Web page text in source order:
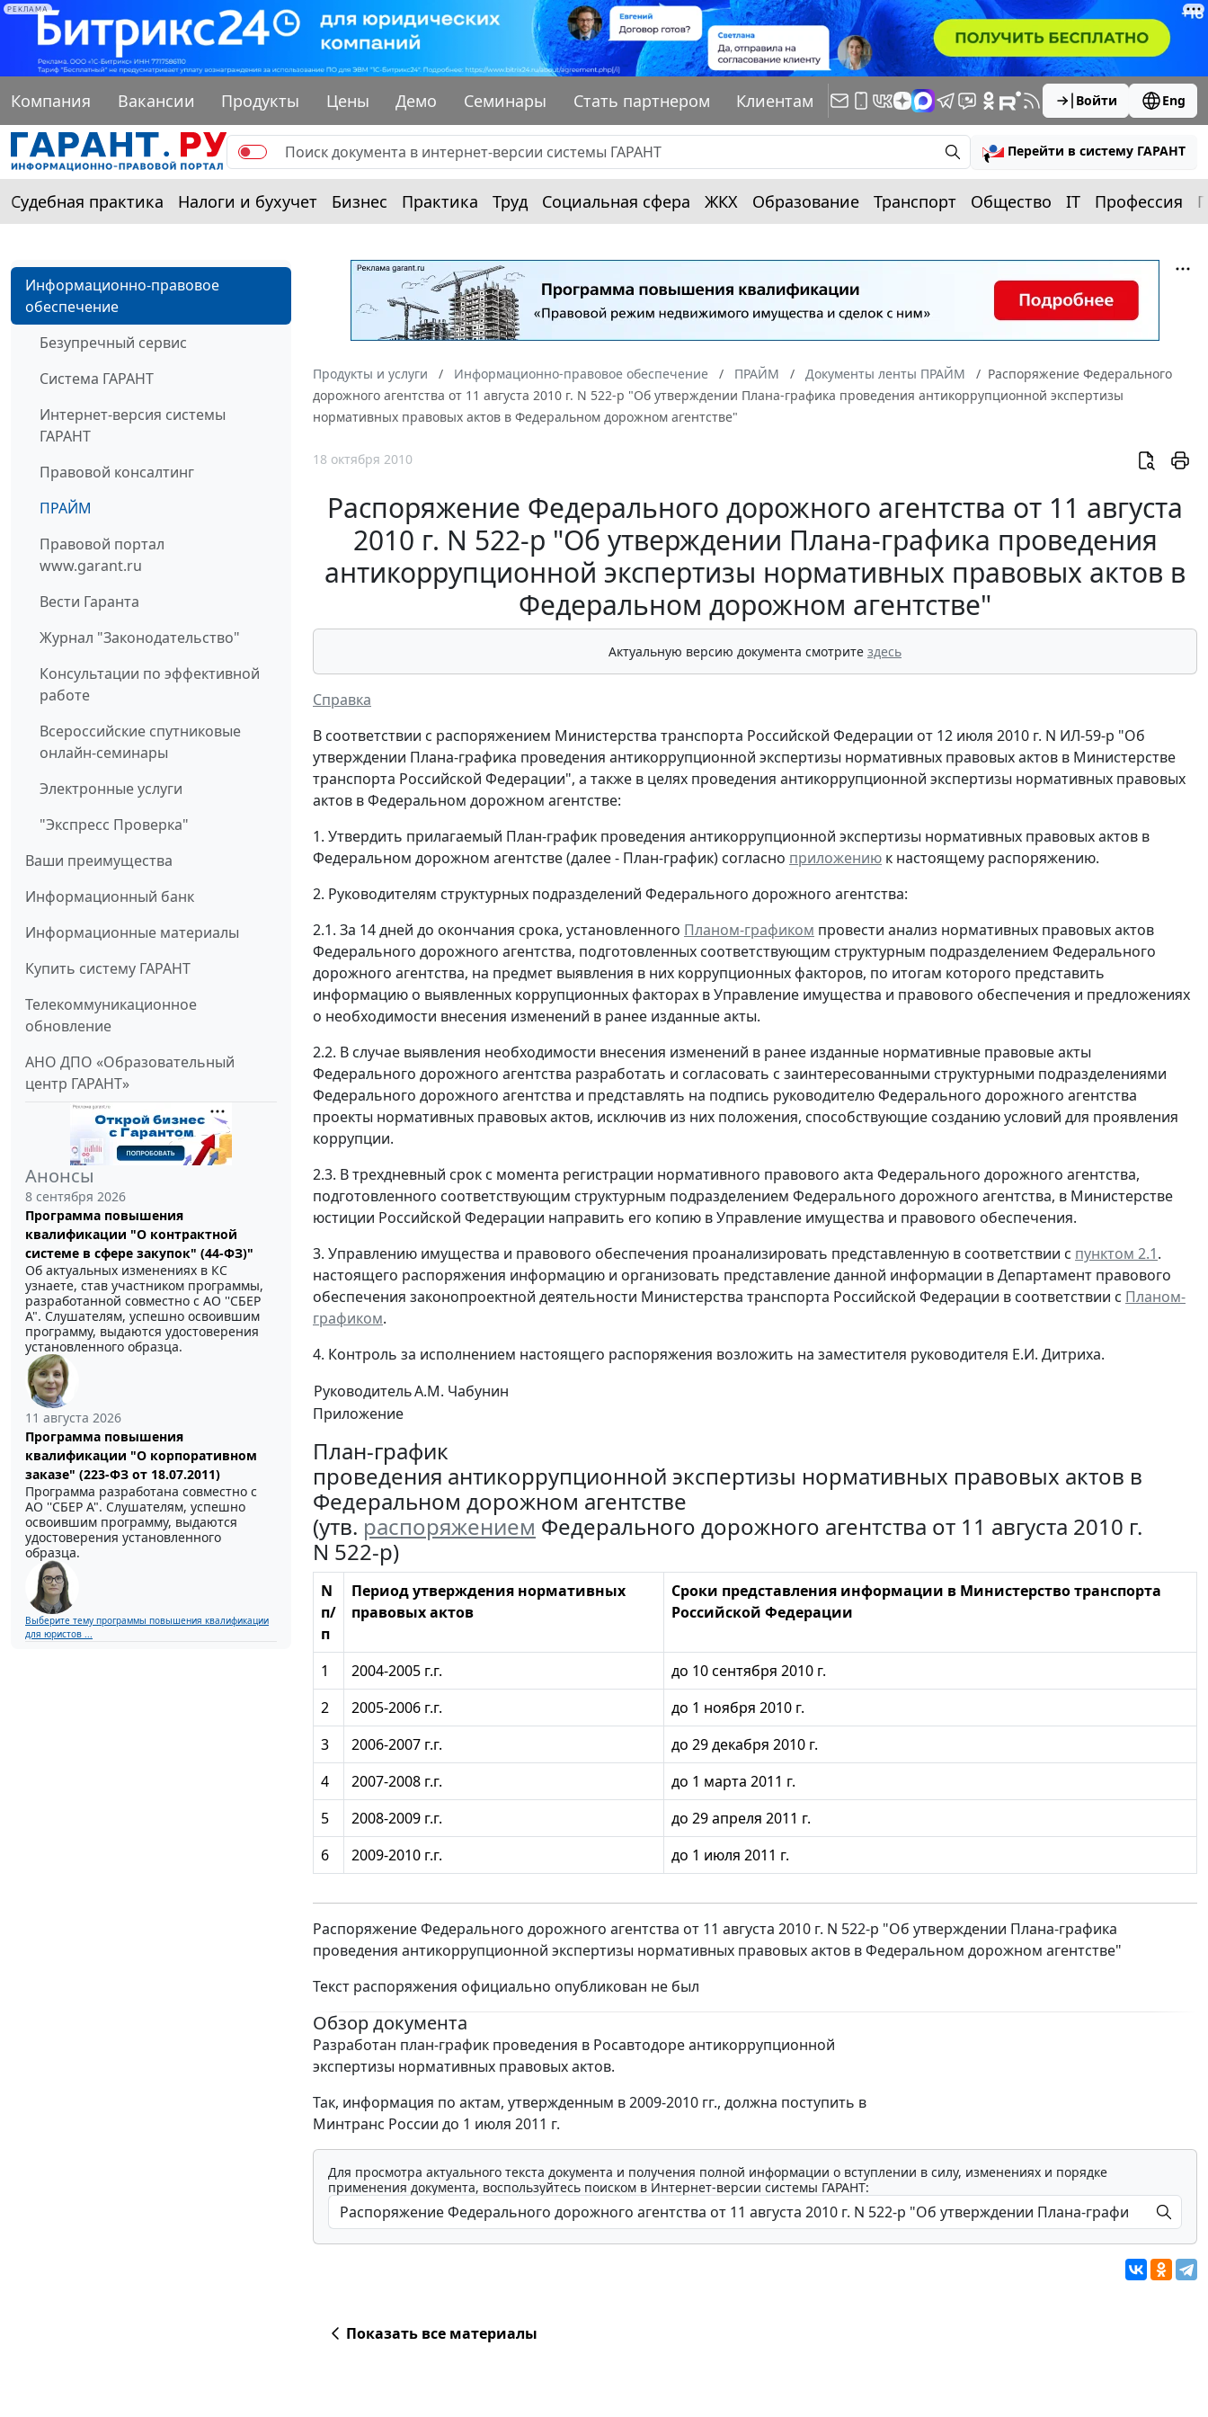
РЕКЛАМА
Компания Вакансии Продукты Цены Демо Семинары Стать партнером Клиентам Войти Eng
Перейти в систему ГАРАНТ
Судебная практика Налоги и бухучет Бизнес Практика Труд Социальная сфера ЖКХ Образование Транспорт Общество IT Профессия
Информационно-правовое
обеспечение
Безупречный сервис
Система ГАРАНТ
Интернет-версия системы
ГАРАНТ
Правовой консалтинг
ПРАЙМ
Правовой портал
www.garant.ru
Вести Гаранта
Журнал "Законодательство"
Консультации по эффективной
работе
Всероссийские спутниковые
онлайн-семинары
Электронные услуги
"Экспресс Проверка"
Ваши преимущества
Информационный банк
Информационные материалы
Купить систему ГАРАНТ
Телекоммуникационное
обновление
АНО ДПО «Образовательный
центр ГАРАНТ»
Анонсы
8 сентября 2026
Программа повышения
квалификации "О контрактной
системе в сфере закупок" (44-ФЗ)"
Об актуальных изменениях в КС
узнаете, став участником программы,
разработанной совместно с АО ''СБЕР
А". Слушателям, успешно освоившим
программу, выдаются удостоверения
установленного образца.
11 августа 2026
Программа повышения
квалификации "О корпоративном
заказе" (223-ФЗ от 18.07.2011)
Программа разработана совместно с
АО ''СБЕР А". Слушателям, успешно
освоившим программу, выдаются
удостоверения установленного
образца.
Выберите тему программы повышения квалификации
для юристов ...
Продукты и услуги Информационно-правовое обеспечение ПРАЙМ Документы ленты ПРАЙМ
Распоряжение Федерального
дорожного агентства от 11 августа 2010 г. N 522-р "Об утверждении Плана-графика проведения антикоррупционной экспертизы
нормативных правовых актов в Федеральном дорожном агентстве"
18 октября 2010
Распоряжение Федерального дорожного агентства от 11 августа
2010 г. N 522-р "Об утверждении Плана-графика проведения
антикоррупционной экспертизы нормативных правовых актов в
Федеральном дорожном агентстве"
Актуальную версию документа смотрите здесь
Справка
В соответствии с распоряжением Министерства транспорта Российской Федерации от 12 июля 2010 г. N ИЛ-59-р "Об
утверждении Плана-графика проведения антикоррупционной экспертизы нормативных правовых актов в Министерстве
транспорта Российской Федерации", а также в целях проведения антикоррупционной экспертизы нормативных правовых
актов в Федеральном дорожном агентстве:
1. Утвердить прилагаемый План-график проведения антикоррупционной экспертизы нормативных правовых актов в
Федеральном дорожном агентстве (далее - План-график) согласно приложению к настоящему распоряжению.
2. Руководителям структурных подразделений Федерального дорожного агентства:
2.1. За 14 дней до окончания срока, установленного Планом-графиком провести анализ нормативных правовых актов
Федерального дорожного агентства, подготовленных соответствующим структурным подразделением Федерального
дорожного агентства, на предмет выявления в них коррупционных факторов, по итогам которого представить
информацию о выявленных коррупционных факторах в Управление имущества и правового обеспечения и предложениях
о необходимости внесения изменений в ранее изданные акты.
2.2. В случае выявления необходимости внесения изменений в ранее изданные нормативные правовые акты
Федерального дорожного агентства разработать и согласовать с заинтересованными структурными подразделениями
Федерального дорожного агентства и представлять на подпись руководителю Федерального дорожного агентства
проекты нормативных правовых актов, исключив из них положения, способствующие созданию условий для проявления
коррупции.
2.3. В трехдневный срок с момента регистрации нормативного правового акта Федерального дорожного агентства,
подготовленного соответствующим структурным подразделением Федерального дорожного агентства, в Министерстве
юстиции Российской Федерации направить его копию в Управление имущества и правового обеспечения.
3. Управлению имущества и правового обеспечения проанализировать представленную в соответствии с пунктом 2.1.
настоящего распоряжения информацию и организовать представление данной информации в Департамент правового
обеспечения законопроектной деятельности Министерства транспорта Российской Федерации в соответствии с Планом-
графиком.
4. Контроль за исполнением настоящего распоряжения возложить на заместителя руководителя Е.И. Дитриха.
РуководительA.M. Чабунин
Приложение
План-график
проведения антикоррупционной экспертизы нормативных правовых актов в
Федеральном дорожном агентстве
(утв. распоряжением Федерального дорожного агентства от 11 августа 2010 г.
N 522-р)
N
п/
п
Период утверждения нормативных
правовых актов
Сроки представления информации в Министерство транспорта
Российской Федерации
1 2004-2005 г.г.
до 10 сентября 2010 г.
2
2005-2006 г.г.
до 1 ноября 2010 г.
3
2006-2007 г.г.
до 29 декабря 2010 г.
4
2007-2008 г.г.
до 1 марта 2011 г.
5
2008-2009 г.г.
до 29 апреля 2011 г.
6
2009-2010 г.г. до 1 июля 2011 г.
Распоряжение Федерального дорожного агентства от 11 августа 2010 г. N 522-р "Об утверждении Плана-графика
проведения антикоррупционной экспертизы нормативных правовых актов в Федеральном дорожном агентстве"
Текст распоряжения официально опубликован не был
Обзор документа
Разработан план-график проведения в Росавтодоре антикоррупционной
экспертизы нормативных правовых актов.
Так, информация по актам, утвержденным в 2009-2010 гг., должна поступить в
Минтранс России до 1 июля 2011 г.
Для просмотра актуального текста документа и получения полной информации о вступлении в силу, изменениях и порядке
применения документа, воспользуйтесь поиском в Интернет-версии системы ГАРАНТ:
Показать все материалы